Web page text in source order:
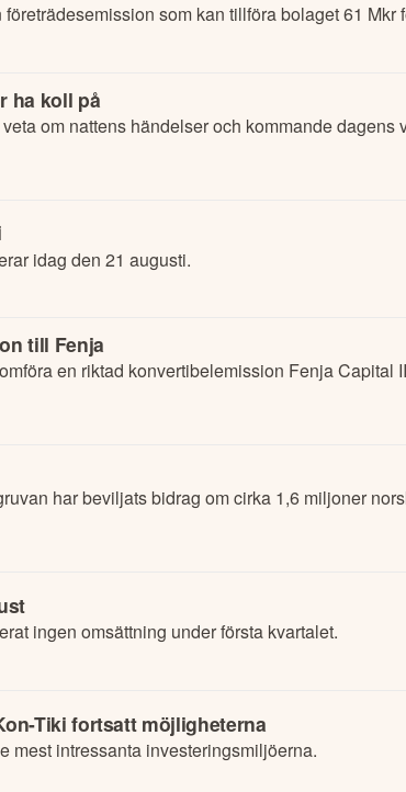
som kan tillföra bolaget 61 Mkr
ha koll på
om nattens händelser och kommande dagens
idag den 21 augusti.
till Fenja
en riktad konvertibelemission Fenja Capital
har beviljats bidrag om cirka 1,6 miljoner
ingen omsättning under första kvartalet.
Tiki fortsatt möjligheterna
mest intressanta investeringsmiljöerna.